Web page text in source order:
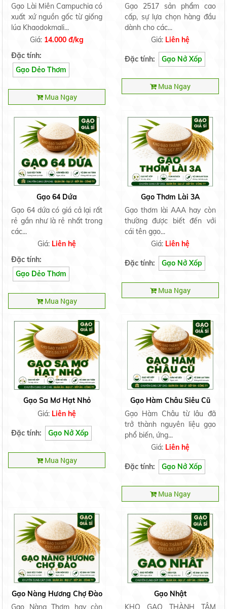
Gạo Lài Miên Campuchia có
xuất xứ nguồn gốc từ giống
lúa Khaodokmali...
Giá: 14.000 đ/kg
Đặc tính:
Gạo Dẻo Thơm
Mua Ngay
Gạo 2517 sản phẩm cao
cấp, sự lựa chọn hàng đầu
dành cho các...
Giá: Liên hệ
Đặc tính: Gạo Nở Xốp
Mua Ngay
Gạo 64 Dứa
Gạo 64 dứa có giá cả lại rất
rẻ gần như là rẻ nhất trong
các...
Giá: Liên hệ
Đặc tính:
Gạo Dẻo Thơm
Mua Ngay
Gạo Thơm Lài 3A
Gạo thơm lài AAA hay còn
thường được biết đến với
cái tên gạo...
Giá: Liên hệ
Đặc tính: Gạo Nở Xốp
Mua Ngay
Gạo Sa Mơ Hạt Nhỏ
Giá: Liên hệ
Đặc tính: Gạo Nở Xốp
Mua Ngay
Gạo Hàm Châu Siêu Cũ
Gạo Hàm Châu từ lâu đã
trở thành nguyên liệu gạo
phổ biến, ứng...
Giá: Liên hệ
Đặc tính: Gạo Nở Xốp
Mua Ngay
Gạo Nàng Hương Chợ Đào
Gạo Nàng Thơm hay còn
Gạo Nhật
KHO GẠO THÀNH TÂM